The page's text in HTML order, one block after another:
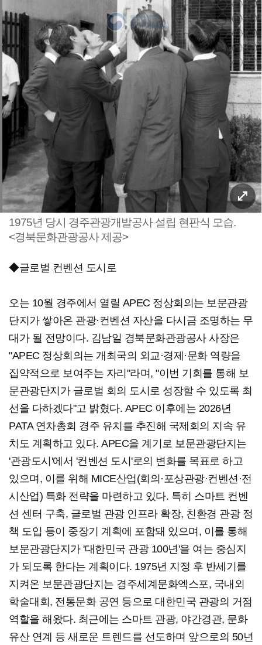
1975년 당시 경주관광개발공사 설립 현판식 모습.
<경북문화관광공사 제공>
◆글로벌 컨벤션 도시로
오는 10월 경주에서 열릴 APEC 정상회의는 보문관광
단지가 쌓아온 관광·컨벤션 자산을 다시금 조명하는 무
대가 될 전망이다. 김남일 경북문화관광공사 사장은
"APEC 정상회의는 개최국의 외교·경제·문화 역량을
집약적으로 보여주는 자리"라며, "이번 기회를 통해 보
문관광단지가 글로벌 회의 도시로 성장할 수 있도록 최
선을 다하겠다"고 밝혔다. APEC 이후에는 2026년
PATA 연차총회 경주 유치를 추진해 국제회의 지속 유
치도 계획하고 있다. APEC을 계기로 보문관광단지는
'관광도시'에서 '컨벤션 도시'로의 변화를 목표로 하고
있으며, 이를 위해 MICE산업(회의·포상관광·컨벤션·전
시산업) 특화 전략을 마련하고 있다. 특히 스마트 컨벤
션 센터 구축, 글로벌 관광 인프라 확장, 친환경 관광 정
책 도입 등이 중장기 계획에 포함돼 있으며, 이를 통해
보문관광단지가 '대한민국 관광 100년'을 여는 중심지
가 되도록 한다는 계획이다. 1975년 지정 후 반세기를
지켜온 보문관광단지는 경주세계문화엑스포, 국내외
학술대회, 전통문화 공연 등으로 대한민국 관광의 거점
역할을 해왔다. 최근에는 스마트 관광, 야간경관, 문화
유산 연계 등 새로운 트렌드를 선도하며 앞으로의 50년